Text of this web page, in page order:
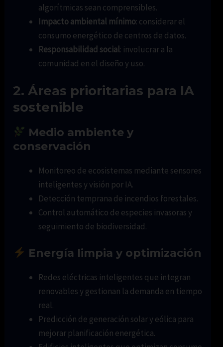
algorítmicas sean comprensibles.
Impacto ambiental mínimo: considerar el
consumo energético de centros de datos.
Responsabilidad social: involucrar a la
comunidad en el diseño y uso.
2. Áreas prioritarias para IA
sostenible
Medio ambiente y
conservación
Monitoreo de ecosistemas mediante sensores
inteligentes y visión por IA.
Detección temprana de incendios forestales.
Control automático de especies invasoras y
seguimiento de biodiversidad.
Energía limpia y optimización
Redes eléctricas inteligentes que integran
renovables y gestionan la demanda en tiempo
real.
Predicción de generación solar y eólica para
mejorar planificación energética.